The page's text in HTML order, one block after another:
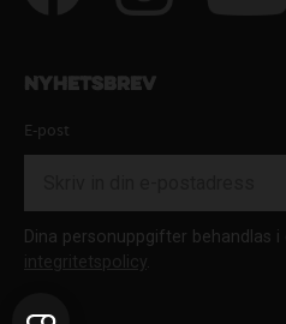
Nyhetsbrev
E-post
Dina personuppgifter behandlas
integritetspolicy.